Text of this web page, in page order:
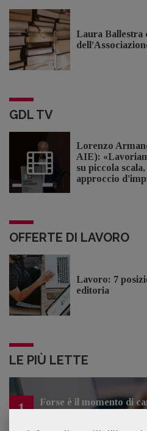
Laura Ballestra
GDL TV
Lorenzo
AIE):
su piccola
approccio
OFFERTE DI LAVORO
Lavoro: 7
editoria
LE PIÙ LETTE
1
Forse è il momento di